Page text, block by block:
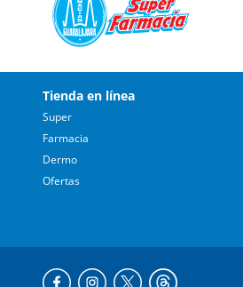
Tienda en línea
Super
Farmacia
Dermo
Ofertas